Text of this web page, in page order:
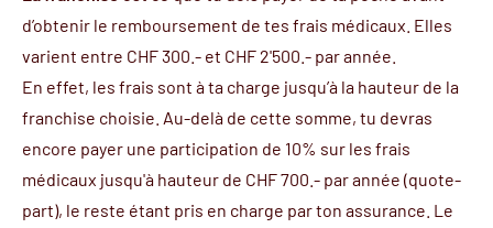
d’obtenir le remboursement de tes frais médicaux. Elles
varient entre CHF 300.- et CHF 2'500.- par année.
En effet, les frais sont à ta charge jusqu’à la hauteur de la
franchise choisie. Au-delà de cette somme, tu devras
encore payer une participation de 10% sur les frais
médicaux jusqu'à hauteur de CHF 700.- par année (quote-
part), le reste étant pris en charge par ton assurance. Le